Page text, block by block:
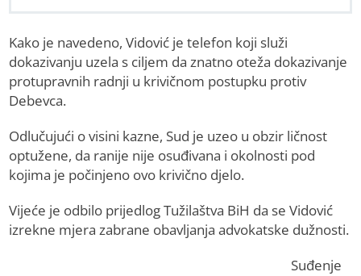
Kako je navedeno, Vidović je telefon koji služi
dokazivanju uzela s ciljem da znatno oteža dokazivanje
protupravnih radnji u krivičnom postupku protiv
Debevca.
Odlučujući o visini kazne, Sud je uzeo u obzir ličnost
optužene, da ranije nije osuđivana i okolnosti pod
kojima je počinjeno ovo krivično djelo.
Vijeće je odbilo prijedlog Tužilaštva BiH da se Vidović
izrekne mjera zabrane obavljanja advokatske dužnosti.
Suđenje